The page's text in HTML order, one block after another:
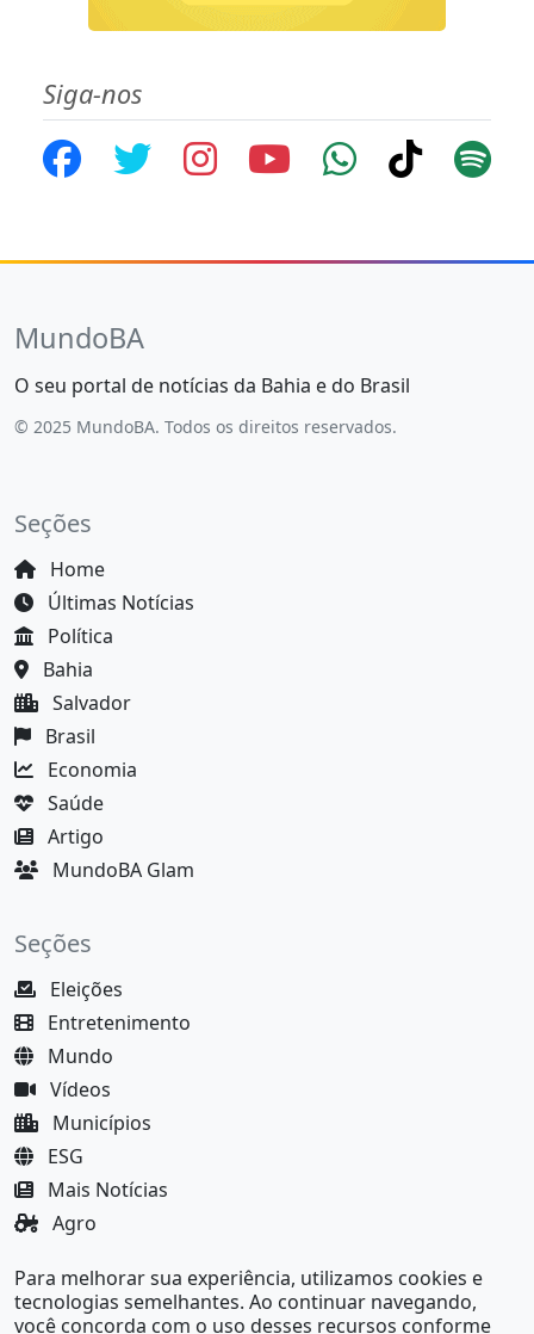
Siga-nos
MundoBA
O seu portal de notícias da Bahia e do Brasil
© 2025 MundoBA. Todos os direitos reservados.
Seções
Home
Últimas Notícias
Política
Bahia
Salvador
Brasil
Economia
Saúde
Artigo
MundoBA Glam
Seções
Eleições
Entretenimento
Mundo
Vídeos
Municípios
ESG
Mais Notícias
Agro
MundoBA Black
Para melhorar sua experiência, utilizamos cookies e
tecnologias semelhantes. Ao continuar navegando,
você concorda com o uso desses recursos conforme